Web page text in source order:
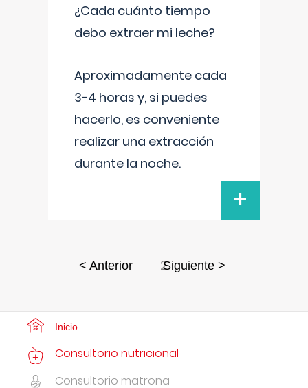
¿Cada cuánto tiempo
debo extraer mi leche?
Aproximadamente cada
3-4 horas y, si puedes
hacerlo, es conveniente
realizar una extracción
durante la noche.
+
< Anterior 2Siguiente >
Inicio
Consultorio nutricional
Consultorio matrona